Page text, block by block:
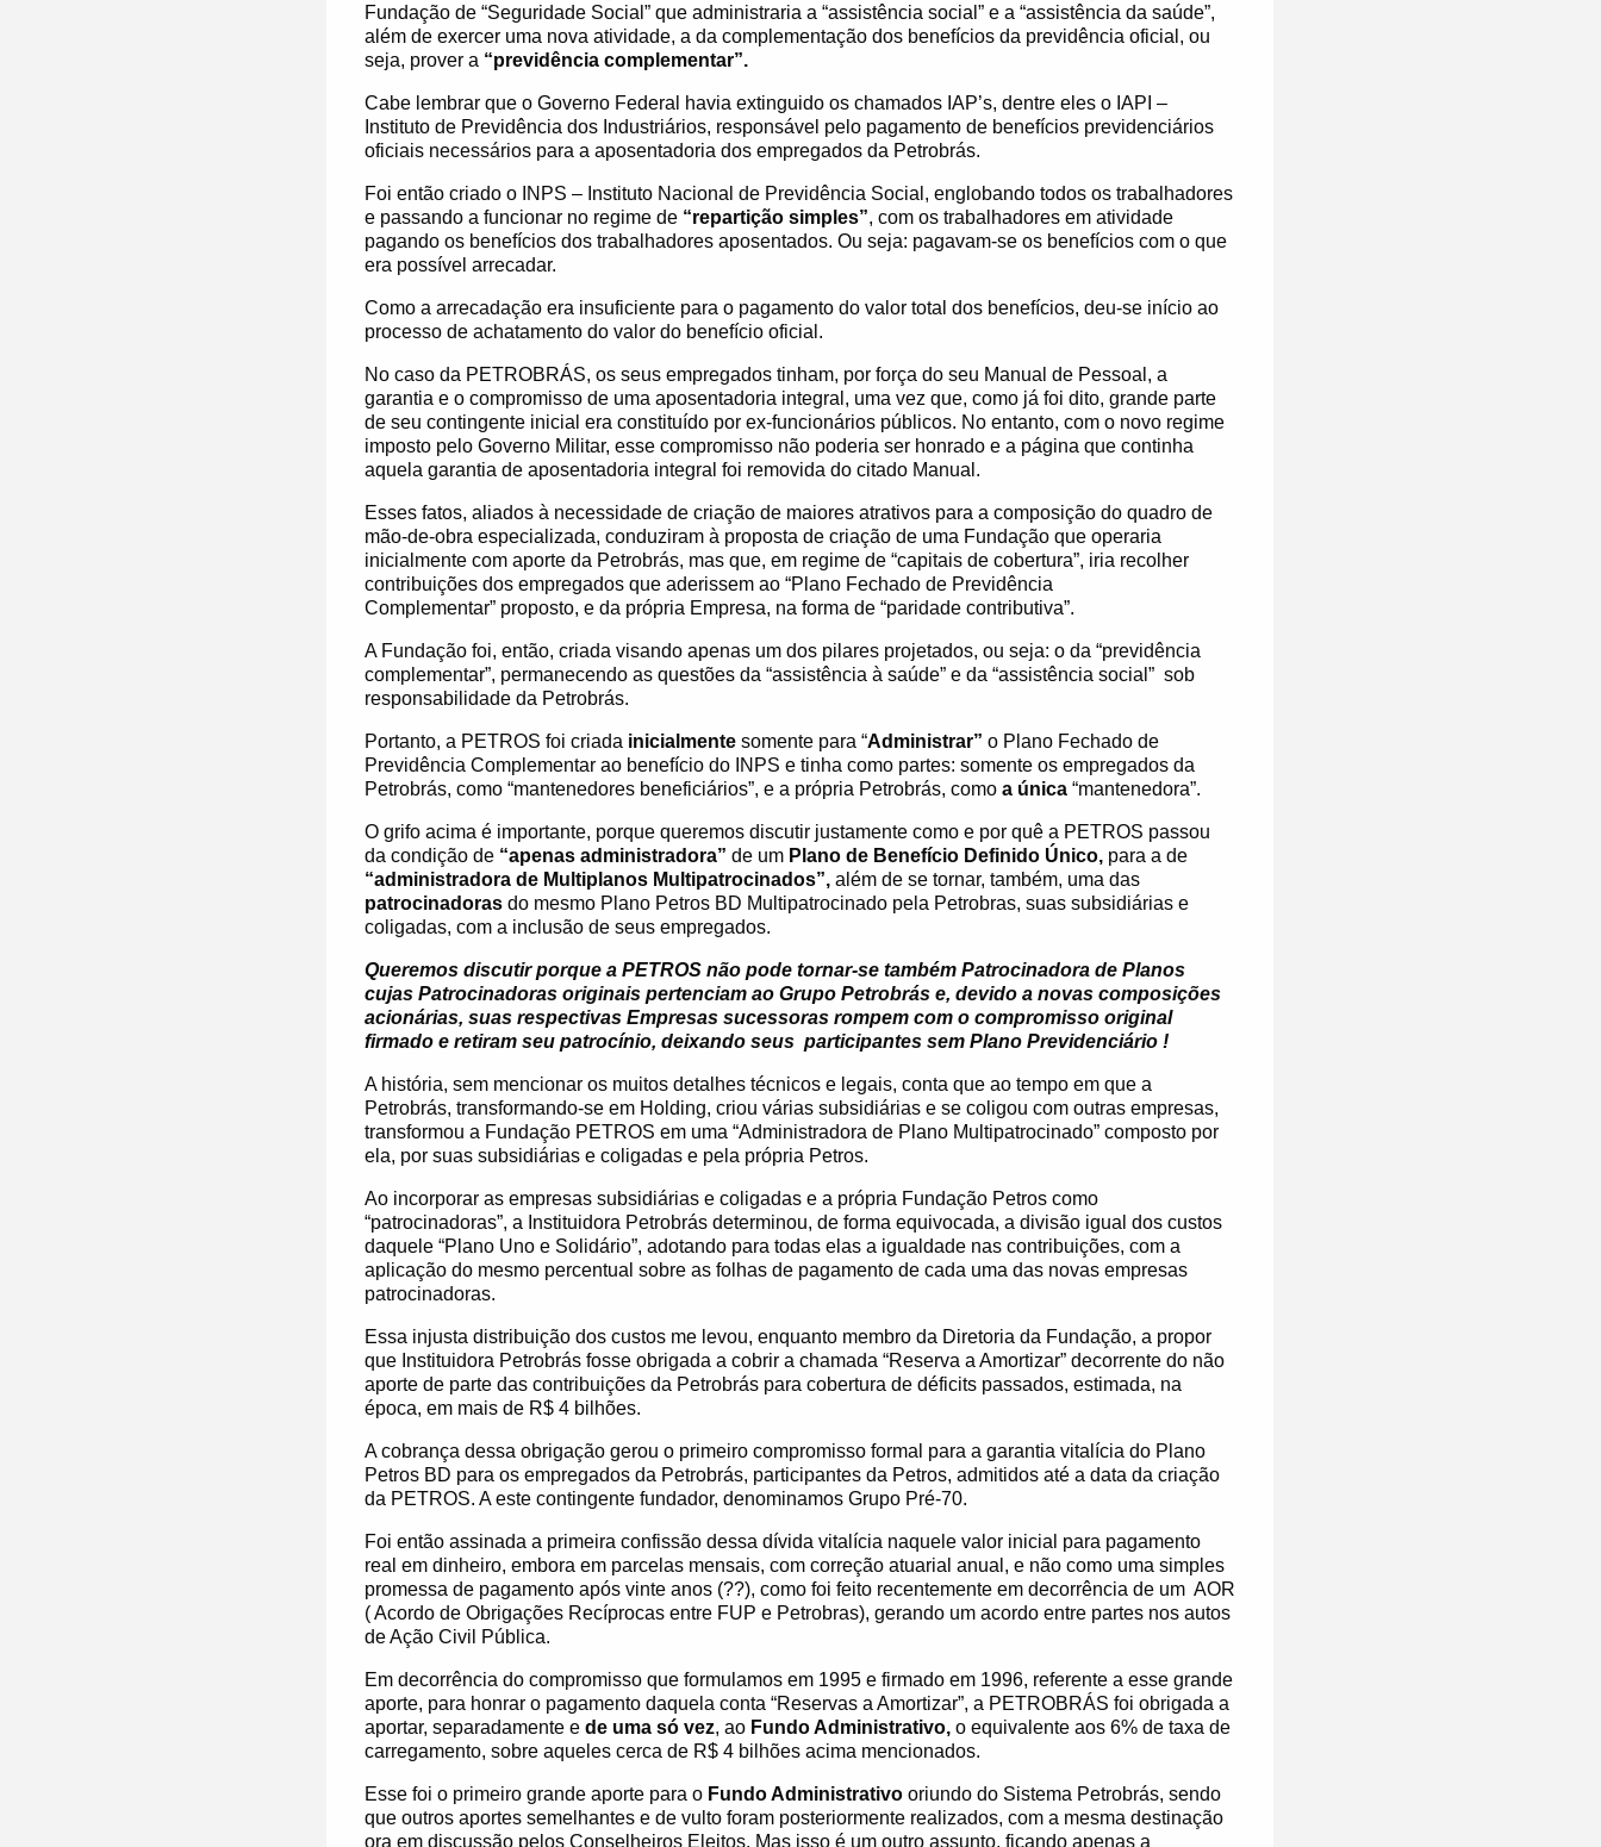
Fundação de “Seguridade Social” que administraria a “assistência social” e a “assistência da saúde”,
além de exercer uma nova atividade, a da complementação dos benefícios da previdência oficial, ou
seja, prover a “previdência complementar”.
Cabe lembrar que o Governo Federal havia extinguido os chamados IAP’s, dentre eles o IAPI –
Instituto de Previdência dos Industriários, responsável pelo pagamento de benefícios previdenciários
oficiais necessários para a aposentadoria dos empregados da Petrobrás.
Foi então criado o INPS – Instituto Nacional de Previdência Social, englobando todos os trabalhadores
e passando a funcionar no regime de “repartição simples”, com os trabalhadores em atividade
pagando os benefícios dos trabalhadores aposentados. Ou seja: pagavam-se os benefícios com o que
era possível arrecadar.
Como a arrecadação era insuficiente para o pagamento do valor total dos benefícios, deu-se início ao
processo de achatamento do valor do benefício oficial.
No caso da PETROBRÁS, os seus empregados tinham, por força do seu Manual de Pessoal, a
garantia e o compromisso de uma aposentadoria integral, uma vez que, como já foi dito, grande parte
de seu contingente inicial era constituído por ex-funcionários públicos. No entanto, com o novo regime
imposto pelo Governo Militar, esse compromisso não poderia ser honrado e a página que continha
aquela garantia de aposentadoria integral foi removida do citado Manual.
Esses fatos, aliados à necessidade de criação de maiores atrativos para a composição do quadro de
mão-de-obra especializada, conduziram à proposta de criação de uma Fundação que operaria
inicialmente com aporte da Petrobrás, mas que, em regime de “capitais de cobertura”, iria recolher
contribuições dos empregados que aderissem ao “Plano Fechado de Previdência
Complementar” proposto, e da própria Empresa, na forma de “paridade contributiva”.
A Fundação foi, então, criada visando apenas um dos pilares projetados, ou seja: o da “previdência
complementar”, permanecendo as questões da “assistência à saúde” e da “assistência social” sob
responsabilidade da Petrobrás.
Portanto, a PETROS foi criada inicialmente somente para “Administrar” o Plano Fechado de
Previdência Complementar ao benefício do INPS e tinha como partes: somente os empregados da
Petrobrás, como “mantenedores beneficiários”, e a própria Petrobrás, como a única “mantenedora”.
O grifo acima é importante, porque queremos discutir justamente como e por quê a PETROS passou
da condição de “apenas administradora” de um Plano de Benefício Definido Único, para a de
“administradora de Multiplanos Multipatrocinados”, além de se tornar, também, uma das
patrocinadoras do mesmo Plano Petros BD Multipatrocinado pela Petrobras, suas subsidiárias e
coligadas, com a inclusão de seus empregados.
Queremos discutir porque a PETROS não pode tornar-se também Patrocinadora de Planos
cujas Patrocinadoras originais pertenciam ao Grupo Petrobrás e, devido a novas composições
acionárias, suas respectivas Empresas sucessoras rompem com o compromisso original
firmado e retiram seu patrocínio, deixando seus participantes sem Plano Previdenciário !
A história, sem mencionar os muitos detalhes técnicos e legais, conta que ao tempo em que a
Petrobrás, transformando-se em Holding, criou várias subsidiárias e se coligou com outras empresas,
transformou a Fundação PETROS em uma “Administradora de Plano Multipatrocinado” composto por
ela, por suas subsidiárias e coligadas e pela própria Petros.
Ao incorporar as empresas subsidiárias e coligadas e a própria Fundação Petros como
“patrocinadoras”, a Instituidora Petrobrás determinou, de forma equivocada, a divisão igual dos custos
daquele “Plano Uno e Solidário”, adotando para todas elas a igualdade nas contribuições, com a
aplicação do mesmo percentual sobre as folhas de pagamento de cada uma das novas empresas
patrocinadoras.
Essa injusta distribuição dos custos me levou, enquanto membro da Diretoria da Fundação, a propor
que Instituidora Petrobrás fosse obrigada a cobrir a chamada “Reserva a Amortizar” decorrente do não
aporte de parte das contribuições da Petrobrás para cobertura de déficits passados, estimada, na
época, em mais de R$ 4 bilhões.
A cobrança dessa obrigação gerou o primeiro compromisso formal para a garantia vitalícia do Plano
Petros BD para os empregados da Petrobrás, participantes da Petros, admitidos até a data da criação
da PETROS. A este contingente fundador, denominamos Grupo Pré-70.
Foi então assinada a primeira confissão dessa dívida vitalícia naquele valor inicial para pagamento
real em dinheiro, embora em parcelas mensais, com correção atuarial anual, e não como uma simples
promessa de pagamento após vinte anos (??), como foi feito recentemente em decorrência de um AOR
( Acordo de Obrigações Recíprocas entre FUP e Petrobras), gerando um acordo entre partes nos autos
de Ação Civil Pública.
Em decorrência do compromisso que formulamos em 1995 e firmado em 1996, referente a esse grande
aporte, para honrar o pagamento daquela conta “Reservas a Amortizar”, a PETROBRÁS foi obrigada a
aportar, separadamente e de uma só vez, ao Fundo Administrativo, o equivalente aos 6% de taxa de
carregamento, sobre aqueles cerca de R$ 4 bilhões acima mencionados.
Esse foi o primeiro grande aporte para o Fundo Administrativo oriundo do Sistema Petrobrás, sendo
que outros aportes semelhantes e de vulto foram posteriormente realizados, com a mesma destinação
ora em discussão pelos Conselheiros Eleitos. Mas isso é um outro assunto, ficando apenas a